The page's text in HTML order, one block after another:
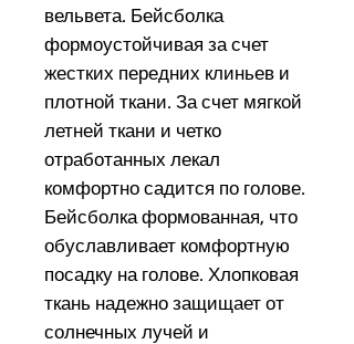
вельвета. Бейсболка
формоустойчивая за счет
жестких передних клиньев и
плотной ткани. За счет мягкой
летней ткани и четко
отработанных лекал
комфортно садится по голове.
Бейсболка формованная, что
обуславливает комфортную
посадку на голове. Хлопковая
ткань надежно защищает от
солнечных лучей и